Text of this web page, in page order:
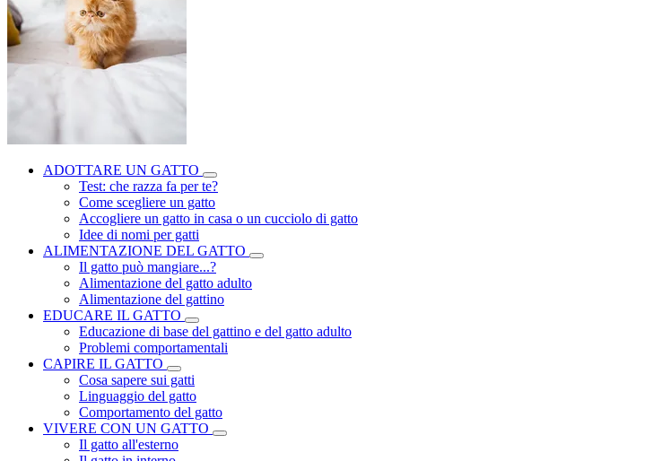
ADOTTARE UN GATTO
Test: che razza fa per te?
Come scegliere un gatto
Accogliere un gatto in casa o un cucciolo di gatto
Idee di nomi per gatti
ALIMENTAZIONE DEL GATTO
Il gatto può mangiare...?
Alimentazione del gatto adulto
Alimentazione del gattino
EDUCARE IL GATTO
Educazione di base del gattino e del gatto adulto
Problemi comportamentali
CAPIRE IL GATTO
Cosa sapere sui gatti
Linguaggio del gatto
Comportamento del gatto
VIVERE CON UN GATTO
Il gatto all'esterno